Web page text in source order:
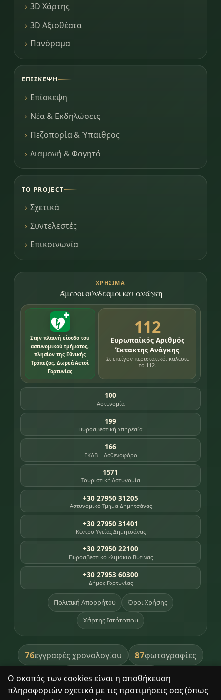
Ο σκοπός των cookies είναι η αποθήκευση
πληροφοριών σχετικά με τις προτιμήσεις σας (όπως
3D Χάρτης
3D Αξιοθέατα
Πανόραμα
ΕΠΊΣΚΕΨΗ
Επίσκεψη
Νέα & Εκδηλώσεις
Πεζοπορία & Ύπαιθρος
Διαμονή & Φαγητό
ΤΟ PROJECT
Σχετικά
Συντελεστές
Επικοινωνία
ΧΡΉΣΙΜΑ
Άμεσοι σύνδεσμοι και ανάγκη
Στην πλαινή είσοδο του
αστυνομικού τμήματος,
πλησίον της Εθνικής
Τράπεζας. Δωρεά Αετοί
Γορτυνίας
112
Ευρωπαϊκός Αριθμός
Έκτακτης Ανάγκης
Σε επείγον περιστατικό, καλέστε
το 112.
100
Αστυνομία
199
Πυροσβεστική Υπηρεσία
166
ΕΚΑΒ – Ασθενοφόρο
1571
Τουριστική Αστυνομία
+30 27950 31205
Αστυνομικό Τμήμα Δημητσάνας
+30 27950 31401
Κέντρο Υγείας Δημητσάνας
+30 27950 22100
Πυροσβεστικό κλιμάκιο Βυτίνας
+30 27953 60300
Δήμος Γορτυνίας
Πολιτική Απορρήτου Όροι Χρήσης
Χάρτης Ιστότοπου
76εγγραφές χρονολογίου 87φωτογραφίες
391βιβλία βιβλιοθήκης